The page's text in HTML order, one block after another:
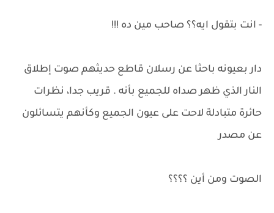
- انت بتقول ايه؟؟ صاحب مين ده !!!
دار بعيونه باحثا عن رسلان قاطع حديثهم صوت إطلاق
النار الذي ظهر صداه للجميع بأنه . قريب جدا، نظرات
حائرة متبادلة لاحت على عيون الجميع وكأنهم يتسائلون
عن مصدر
الصوت ومن أين ؟؟؟؟